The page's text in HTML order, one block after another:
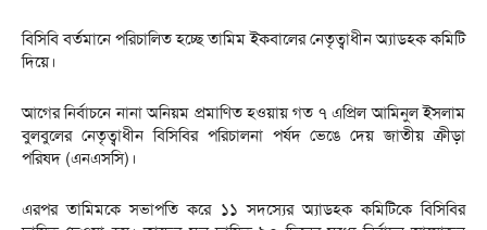
বিসিবি বর্তমানে পরিচালিত হচ্ছে তামিম ইকবালের নেতৃত্বাধীন অ্যাডহক কমিটি
দিয়ে।
আগের নির্বাচনে নানা অনিয়ম প্রমাণিত হওয়ায় গত ৭ এপ্রিল আমিনুল ইসলাম
বুলবুলের নেতৃত্বাধীন বিসিবির পরিচালনা পর্ষদ ভেঙে দেয় জাতীয় ক্রীড়া
পরিষদ (এনএসসি)।
এরপর তামিমকে সভাপতি করে ১১ সদস্যের অ্যাডহক কমিটিকে বিসিবির